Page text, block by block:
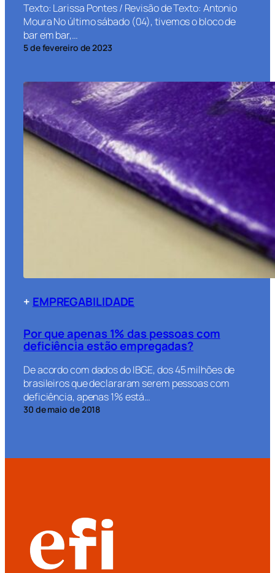
Texto: Larissa Pontes / Revisão de Texto: Antonio
Moura No último sábado (04), tivemos o bloco de
bar em bar,…
5 de fevereiro de 2023
+ EMPREGABILIDADE
Por que apenas 1% das pessoas com
deficiência estão empregadas?
De acordo com dados do IBGE, dos 45 milhões de
brasileiros que declararam serem pessoas com
deficiência, apenas 1% está…
30 de maio de 2018